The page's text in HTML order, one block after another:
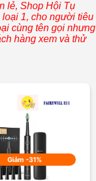
lẻ, Shop Hội Tụ
1, cho người tiêu
cùng tên gọi nhưng
hàng xem và thử
Giảm -31%